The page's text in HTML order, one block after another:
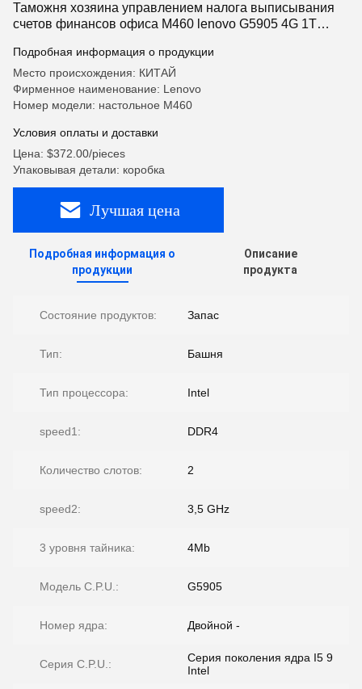
Таможня хозяина управлением налога выписывания
счетов финансов офиса M460 lenovo G5905 4G 1T
Подробная информация о продукции
Место происхождения: КИТАЙ
Фирменное наименование: Lenovo
Номер модели: настольное M460
Условия оплаты и доставки
Цена: $372.00/pieces
Упаковывая детали: коробка
Лучшая цена
Подробная информация о
продукции
Описание
продукта
Состояние продуктов: Запас
Тип: Башня
Тип процессора: Intel
speed1: DDR4
Количество слотов: 2
speed2: 3,5 GHz
3 уровня тайника: 4Mb
Модель C.P.U.: G5905
Номер ядра: Двойной -
Серия C.P.U.:
Серия поколения ядра I5 9
Intel